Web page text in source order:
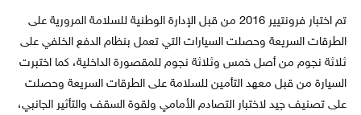
تم اختبار فرونتيير 2016 من قبل الإدارة الوطنية للسلامة المرورية على
الطرقات السريعة وحصلت السيارات التي تعمل بنظام الدفع الخلفي على
ثلاثة نجوم من أصل خمس وثلاثة نجوم للمقصورة الداخلية، كما اختبرت
السيارة من قبل معهد التأمين للسلامة على الطرقات السريعة وحصلت
على تصنيف جيد لاختبار التصادم الأمامي ولقوة السقف والتأثير الجانبي،